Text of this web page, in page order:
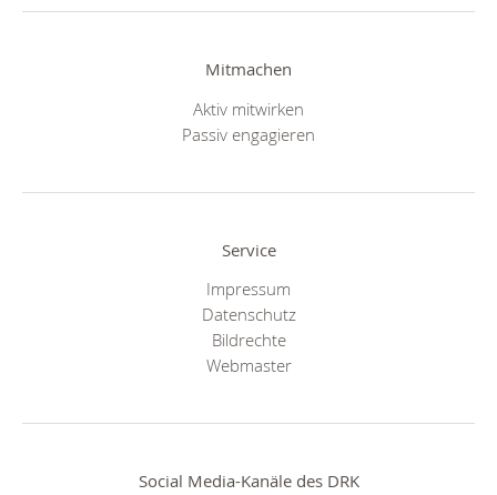
Mitmachen
Aktiv mitwirken
Passiv engagieren
Service
Impressum
Datenschutz
Bildrechte
Webmaster
Social Media-Kanäle des DRK